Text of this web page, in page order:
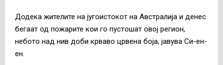
Додека жителите на југоистокот на Австралија и денес
бегаат од пожарите кои го пустошат овој регион,
небото над нив доби крваво црвена боја, јавува Си-ен-
ен.